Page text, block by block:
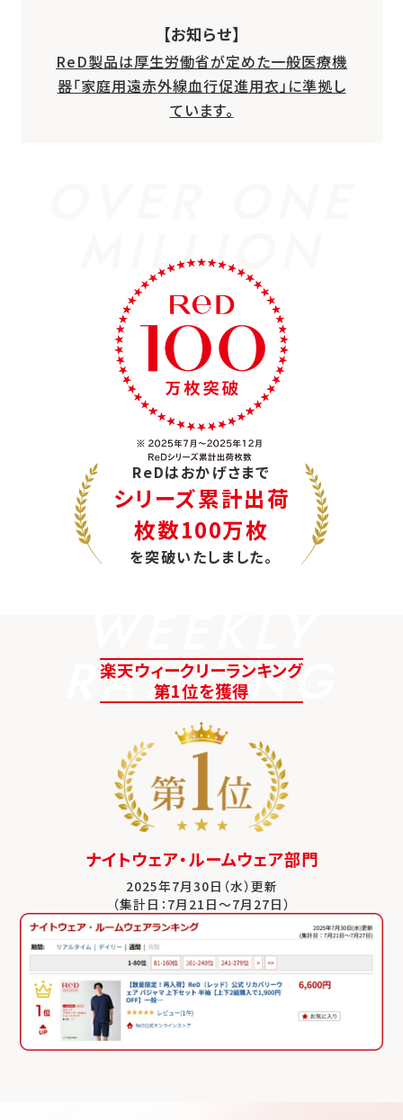
【お知らせ】
ReD製品は厚生労働省が定めた一般医療機
器「家庭用遠赤外線血行促進用衣」に準拠し
ています。
MILLION
ReDはおかげさまで
シリーズ累計出荷
枚数100万枚
を突破いたしました。
RANKING
楽天ウィークリーランキング
第1位を獲得
ナイトウェア・ルームウェア部門
2025年7月30日（水）更新
（集計日：7月21日～7月27日）